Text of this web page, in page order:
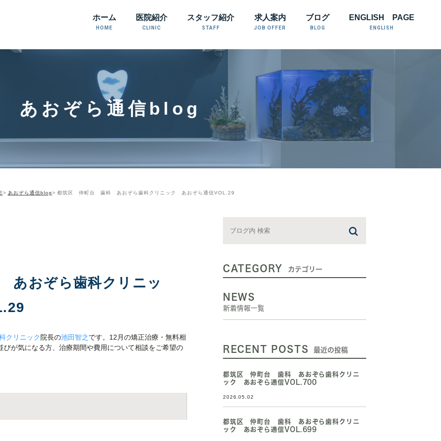
ホーム
HOME
医院紹介
CLINIC
スタッフ紹介
STAFF
求人案内
JOB OFFER
ブログ
BLOG
ENGLISH PAGE
ENGLISH
あおぞら通信blog
あおぞら通信blog 都筑区 仲町台 歯科 あおぞら歯科クリニック あおぞら通信VOL.29
おぞら歯科クリニッ
クリニック 院長の池田智之です。12月の矯正治療・無料相
びが気になる方、治療期間や費用について相談をご希望の
CATEGORY カテゴリー
NEWS
新着情報一覧
RECENT POSTS 最近の投稿
都筑区 仲町台 歯科 あおぞら歯科クリニ
ック あおぞら通信VOL.700
2026.05.02
都筑区 仲町台 歯科 あおぞら歯科クリニ
ック あおぞら通信VOL.699